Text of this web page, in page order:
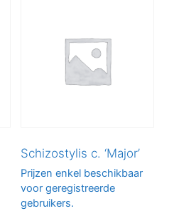
Schizostylis c. ‘Major’
Prijzen enkel beschikbaar
voor geregistreerde
gebruikers.